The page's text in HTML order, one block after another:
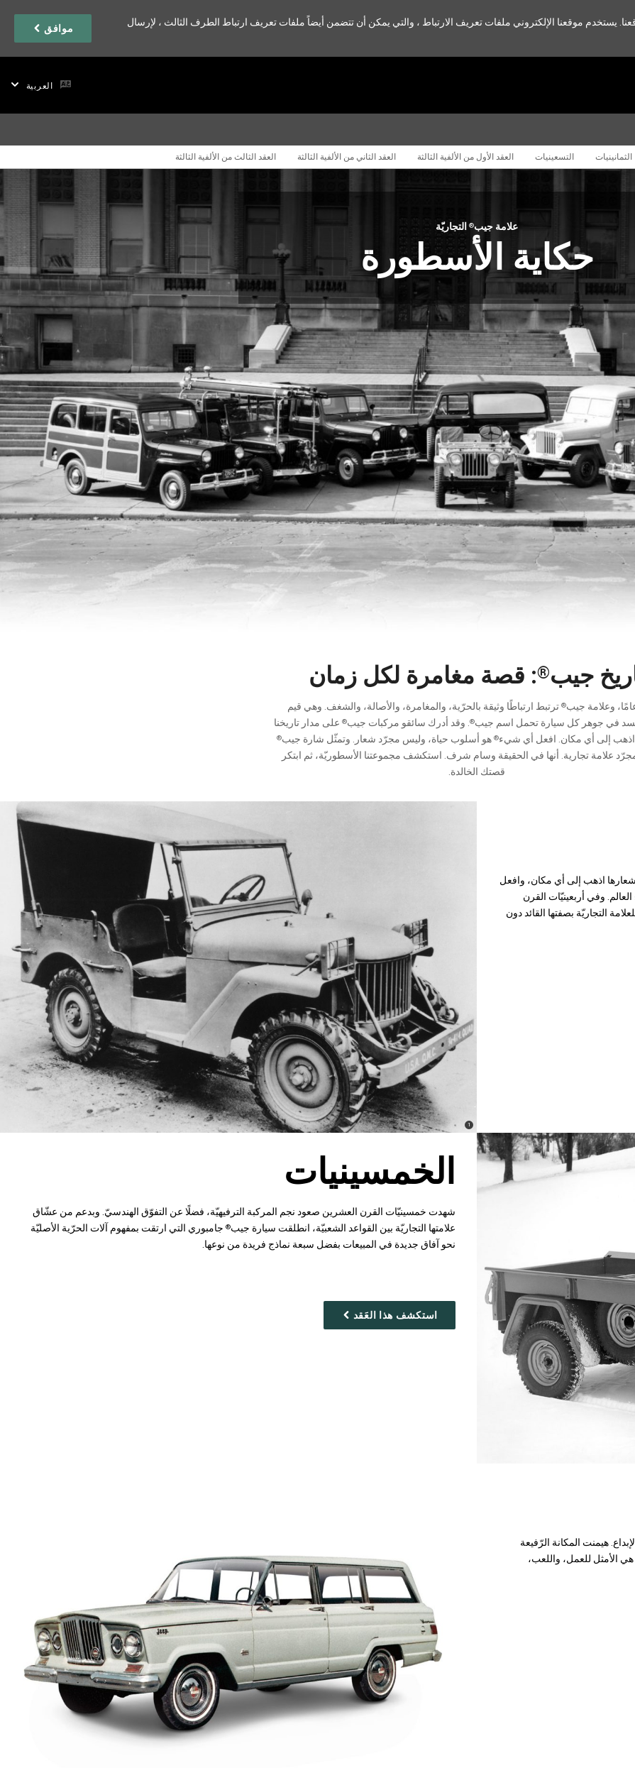
موقعنا الإلكتروني ملفات تعريف الارتباط ، والتي يمكن أن تتضمن أيضاً ملفات تعريف ارتباط الطرف الثالث ، لإرسال
موافق
العربية
الثمانينيات التسعينيات العقد الأول من الألفية الثالثة العقد الثاني من الألفية الثالثة العقد الثالث من الألفية الثالثة
علامة جيب®
التجاريّة
حكاية الأسطورة
جيب®: قصة مغامرة لكل زمان
® ترتبط ارتباطًا وثيقة بالحرّية، والمغامرة، والأصالة، والشغف. وهي قيم
في جوهر كل سيارة تحمل اسم جيب®. وقد أدرك سائقو مركبات جيب® على مدار تاريخنا
اذهب إلى أي مكان. افعل أي شيء® هو أسلوب حياة، وليس مجرّد شعار. وتمثّل شارة جيب®
علامة تجارية. أنها في الحقيقة وسام شرف. استكشف مجموعتنا الأسطوريّة، ثم ابتكر
قصتك الخالدة.
اذهب إلى أي مكان، وافعل
وفي أربعينيّات القرن
التجاريّة بصفتها القائد دون
(
Disclosure
1
)
الخمسينيات
شهدت خمسينيّات القرن العشرين صعود نجم المركبة الترفيهيّة، فضلًا عن التفوّق الهندسيّ. وبدعم من عشّاق
علامتها التجاريّة بين القواعد الشعبيّة، انطلقت سيارة جيب® جامبوري التي ارتقت بمفهوم آلات الحرّية الأصليّة
نحو آفاق جديدة في المبيعات بفضل سبعة نماذج فريدة من نوعها.
استكشف هذا العَقد
هيمنت المكانة الرّفيعة
تشكيلة سيّارات العلامة التجاريّة لتشمل 14 نموذجًا هي الأمثل للعمل، واللعب،